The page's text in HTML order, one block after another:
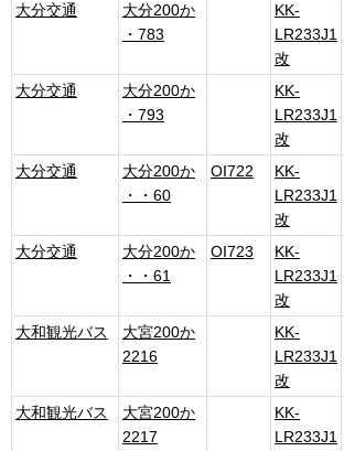
大分交通
大分200か
・783
KK-
LR233J1
改
大分交通
大分200か
・793
KK-
LR233J1
改
大分交通
大分200か
・・60
OI722
KK-
LR233J1
改
大分交通
大分200か
・・61
OI723
KK-
LR233J1
改
大和観光バス
大宮200か
2216
KK-
LR233J1
改
大和観光バス
大宮200か
2217
KK-
LR233J1